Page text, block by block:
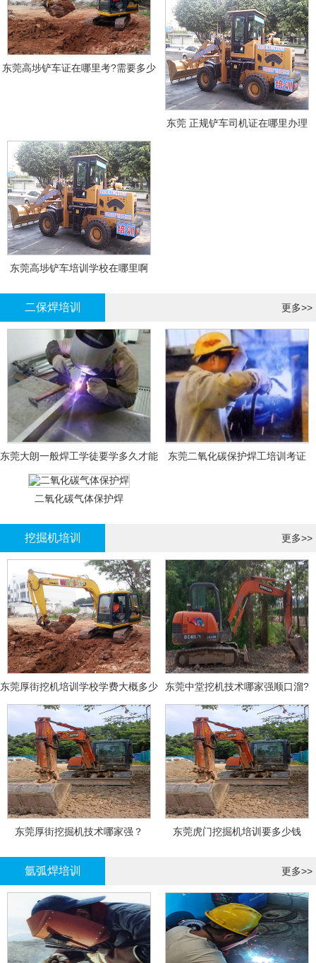
东莞高埗铲车证在哪里考?需要多少
东莞 正规铲车司机证在哪里办理
东莞高埗铲车培训学校在哪里啊
二保焊培训 更多>>
东莞大朗一般焊工学徒要学多久才能
拿证？
东莞二氧化碳保护焊工培训考证
二氧化碳气体保护焊
挖掘机培训 更多>>
东莞厚街挖机培训学校学费大概多少 东莞中堂挖机技术哪家强顺口溜?
东莞厚街挖掘机技术哪家强？ 东莞虎门挖掘机培训要多少钱
氩弧焊培训 更多>>